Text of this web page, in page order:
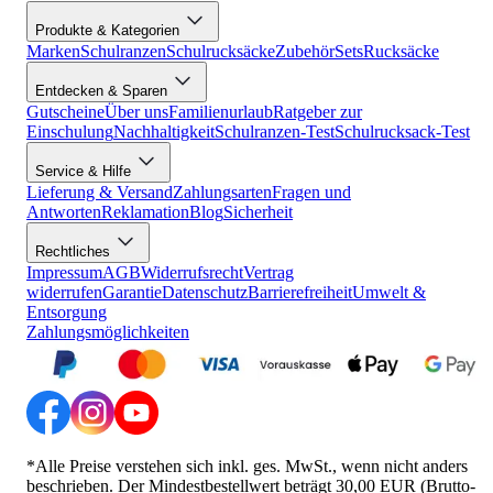
Produkte & Kategorien
MarkenSchulranzenSchulrucksäckeZubehörSetsRucksäcke
Entdecken & Sparen
GutscheineÜber unsFamilienurlaubRatgeber zur
EinschulungNachhaltigkeitSchulranzen-TestSchulrucksack-Test
Service & Hilfe
Lieferung & VersandZahlungsartenFragen und
AntwortenReklamationBlogSicherheit
Rechtliches
ImpressumAGBWiderrufsrechtVertrag
widerrufenGarantieDatenschutzBarrierefreiheitUmwelt &
Entsorgung
Zahlungsmöglichkeiten
*Alle Preise verstehen sich inkl. ges. MwSt., wenn nicht anders
beschrieben. Der Mindestbestellwert beträgt 30,00 EUR (Brutto-